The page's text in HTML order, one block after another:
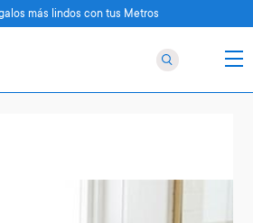
más lindos con tus Metros